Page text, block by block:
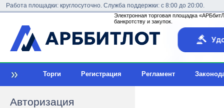
Работа площадки: круглосуточно. Служба поддержки: с 8:00 до 20:00.
Электронная торговая площадка
банкротству и закупок.
Торги Регистрация Регламент
Авторизация